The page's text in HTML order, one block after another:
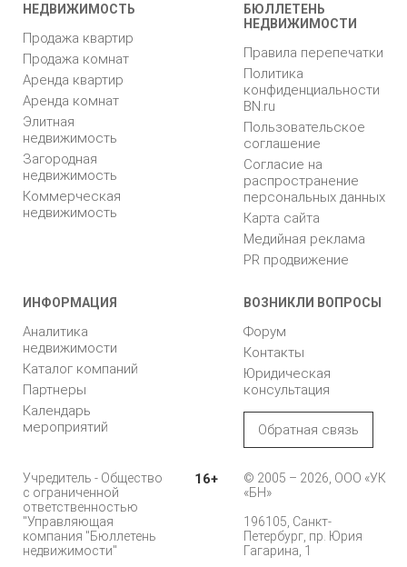
НЕДВИЖИМОСТЬ
Продажа квартир
Продажа комнат
Аренда квартир
Аренда комнат
Элитная
недвижимость
Загородная
недвижимость
Коммерческая
недвижимость
БЮЛЛЕТЕНЬ
НЕДВИЖИМОСТИ
Правила перепечатки
Политика
конфиденциальности
BN.ru
Пользовательское
соглашение
Согласие на
распространение
персональных данных
Карта сайта
Медийная реклама
PR продвижение
ИНФОРМАЦИЯ
Аналитика
недвижимости
Каталог компаний
Партнеры
Календарь
мероприятий
ВОЗНИКЛИ ВОПРОСЫ
Форум
Контакты
Юридическая
консультация
Обратная связь
Учредитель - Общество
с ограниченной
ответственностью
"Управляющая
компания "Бюллетень
недвижимости"
16+
© 2005 – 2026, ООО «УК
«БН»
196105, Санкт-
Петербург, пр. Юрия
Гагарина, 1